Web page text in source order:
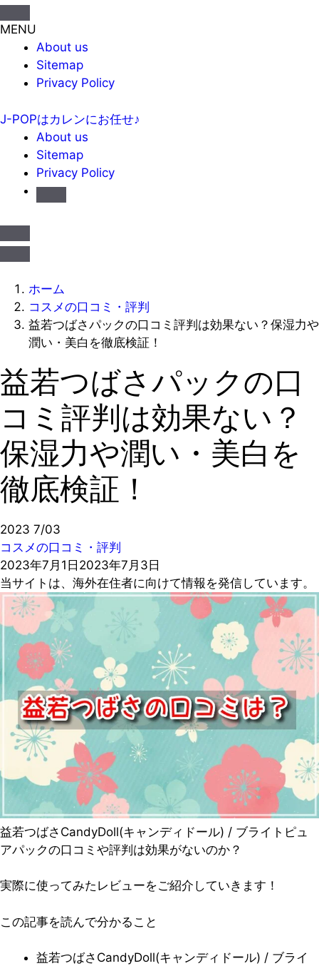
MENU
About us
Sitemap
Privacy Policy
J-POPはカレンにお任せ♪
About us
Sitemap
Privacy Policy
ホーム
コスメの口コミ・評判
益若つばさパックの口コミ評判は効果ない？保湿力や
潤い・美白を徹底検証！
益若つばさパックの口
コミ評判は効果ない？
保湿力や潤い・美白を
徹底検証！
2023 7/03
コスメの口コミ・評判
2023年7月1日 2023年7月3日
当サイトは、海外在住者に向けて情報を発信しています。
益若つばさCandyDoll(キャンディドール) / ブライトピュ
アパックの口コミや評判は効果がないのか？
実際に使ってみたレビューをご紹介していきます！
この記事を読んで分かること
益若つばさCandyDoll(キャンディドール) / ブライ